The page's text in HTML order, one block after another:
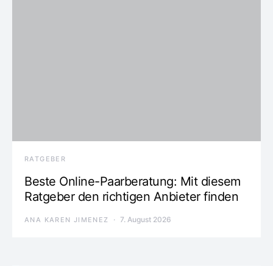
RATGEBER
Beste Online-Paarberatung: Mit diesem
Ratgeber den richtigen Anbieter finden
ANA KAREN JIMENEZ 7. August 2026